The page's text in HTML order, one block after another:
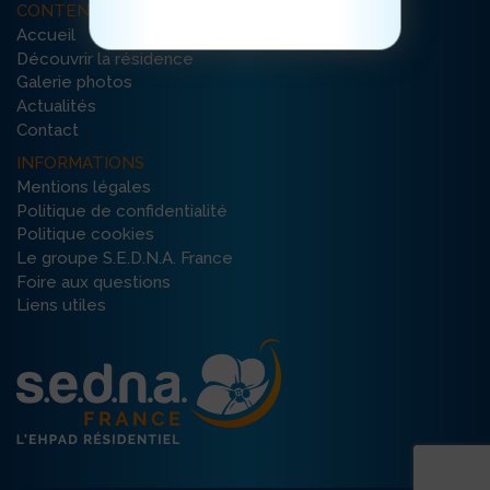
CONTENU DU SITE
Accueil
Découvrir la résidence
Galerie photos
Actualités
Contact
INFORMATIONS
Mentions légales
Politique de confidentialité
Politique cookies
Le groupe S.E.D.N.A. France
Foire aux questions
Liens utiles